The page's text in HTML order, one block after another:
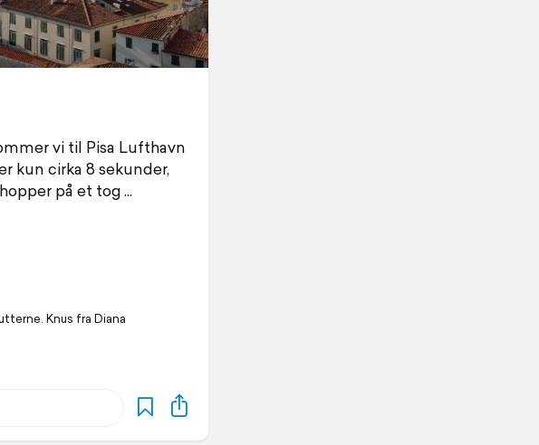
vi til Pisa Lufthavn
kun cirka 8 sekunder,
på et tog
Knus fra Diana